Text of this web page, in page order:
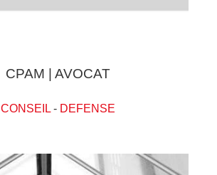
CPAM | AVOCAT
CONSEIL- DEFENSE